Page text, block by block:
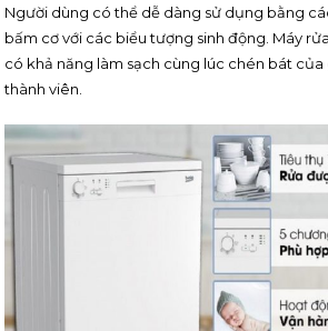
Người dùng có thể dễ dàng sử dụng bằng
bấm cơ với các biểu tượng sinh động. Máy
có khả năng làm sạch cùng lúc chén bát của
thành viên.